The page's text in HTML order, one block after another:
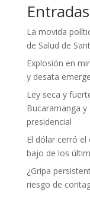
La movida
de Salud de
Explosión en
y desata
Ley seca y
Bucaramanga
presidencial
El dólar cerró
bajo de los
¿Gripa
riesgo de